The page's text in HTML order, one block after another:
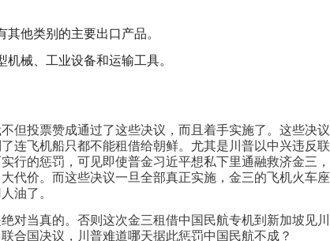
其他类别的主要出口产品。
机械、工业设备和运输工具。
但投票赞成通过了这些决议，而且着手实施了。这些决议
连飞机船只都不能租借给朝鲜。尤其是川普以中兴违反联
行的惩罚，可见即使普金习近平想私下里通融救济金三，
代价。而这些决议一旦全部真正实施，金三的飞机火车座
油了。
对当真的。否则这次金三租借中国民航专机到新加坡见川
合国决议，川普难道哪天据此惩罚中国民航不成？